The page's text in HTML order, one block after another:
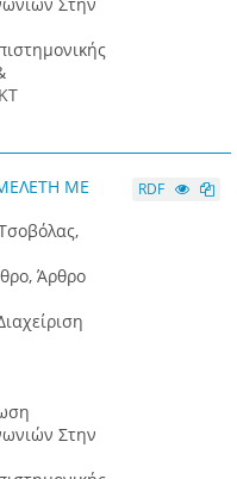
ΜΕ
Άρθρο
Στην
RDF